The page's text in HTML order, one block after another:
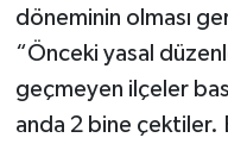
döneminin olması
“Önceki yasal
geçmeyen ilçeler
anda 2 bine çektiler.